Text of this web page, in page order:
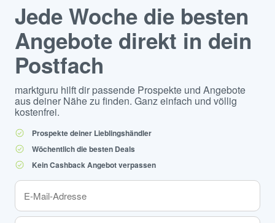
Jede Woche die besten
Angebote direkt in dein
Postfach
marktguru hilft dir passende Prospekte und Angebote
aus deiner Nähe zu finden. Ganz einfach und völlig
kostenfrei.
Prospekte deiner Lieblingshändler
Wöchentlich die besten Deals
Kein Cashback Angebot verpassen